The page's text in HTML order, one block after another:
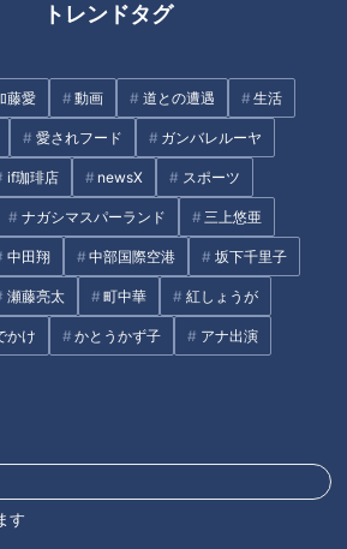
トレンドタグ
藤愛 動画 道との遭遇 生活
愛されフード ガンバレルーヤ
if珈琲店 newsX スポーツ
ナガシマスパーランド 三上悠亜
中田翔 中部国際空港 坂下千里子
瀬藤亮太 町中華 紅しょうが
かけ かとうかず子 アナ出演
す
撃っ笑」などと驚きの声が広がりまし
るメイちゃんを訪ねてみましたが、ラ
水にプカプカ浮いていました。しばらく
はありません。
なると…。